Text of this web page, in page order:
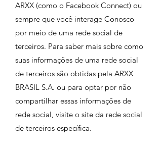
ARXX (como o Facebook Connect) ou
sempre que você interage Conosco
por meio de uma rede social de
terceiros. Para saber mais sobre como
suas informações de uma rede social
de terceiros são obtidas pela ARXX
BRASIL S.A. ou para optar por não
compartilhar essas informações de
rede social, visite o site da rede social
de terceiros específica.